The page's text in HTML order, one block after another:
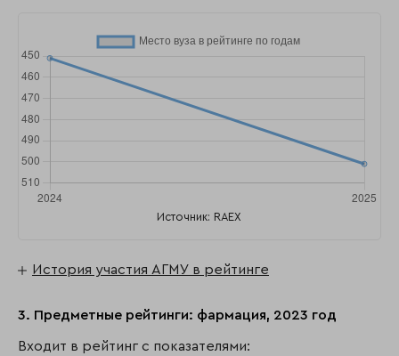
Источник: RAEX
История участия АГМУ в рейтинге
3. Предметные рейтинги: фармация, 2023 год
Входит в рейтинг с показателями: